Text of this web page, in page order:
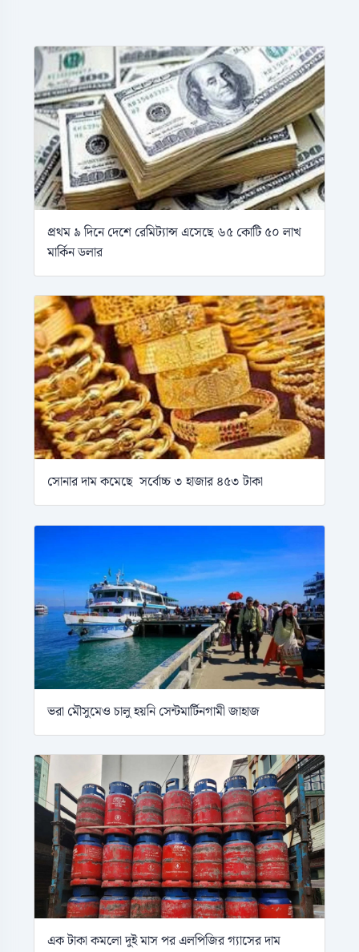
প্রথম ৯ দিনে দেশে রেমিট্যান্স এসেছে ৬৫ কোটি ৫০ লাখ
মার্কিন ডলার
সোনার দাম কমেছে সর্বোচ্চ ৩ হাজার ৪৫৩ টাকা
ভরা মৌসুমেও চালু হয়নি সেন্টমার্টিনগামী জাহাজ
এক টাকা কমলো দুই মাস পর এলপিজির গ্যাসের দাম